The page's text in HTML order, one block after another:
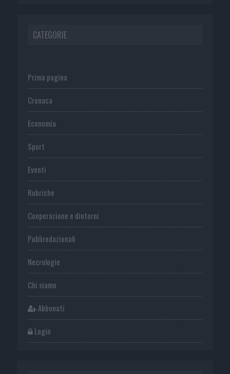
CATEGORIE
Prima pagina
Cronaca
Economia
Sport
Eventi
Rubriche
Cooperazione e dintorni
Publiredazionali
Necrologie
Chi siamo
Abbonati
Login